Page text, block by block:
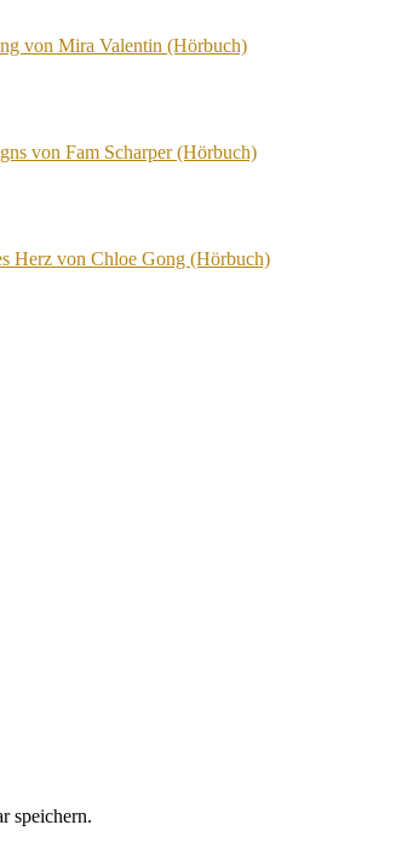
von Mira Valentin (Hörbuch)
von Fam Scharper (Hörbuch)
Herz von Chloe Gong (Hörbuch)
speichern.